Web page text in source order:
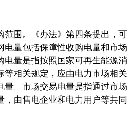
范围。《办法》第四条提出，可
电量包括保障性收购电量和市场
电量是指按照国家可再生能源消
等相关规定，应由电力市场相关
量。市场交易电量是指通过市场
，由售电企业和电力用户等共同